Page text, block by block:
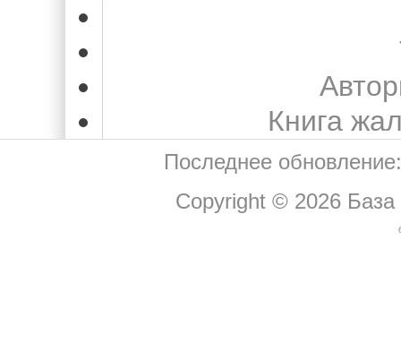
Книга
Последнее
Copyright © 2026 База